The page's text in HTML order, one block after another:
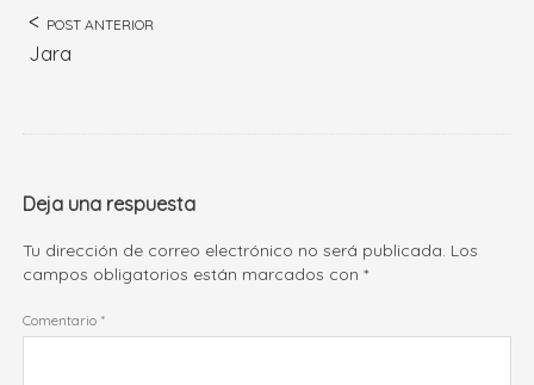
POST ANTERIOR
Jara
Deja una respuesta
Tu dirección de correo electrónico no será publicada. Los
campos obligatorios están marcados con*
Comentario *